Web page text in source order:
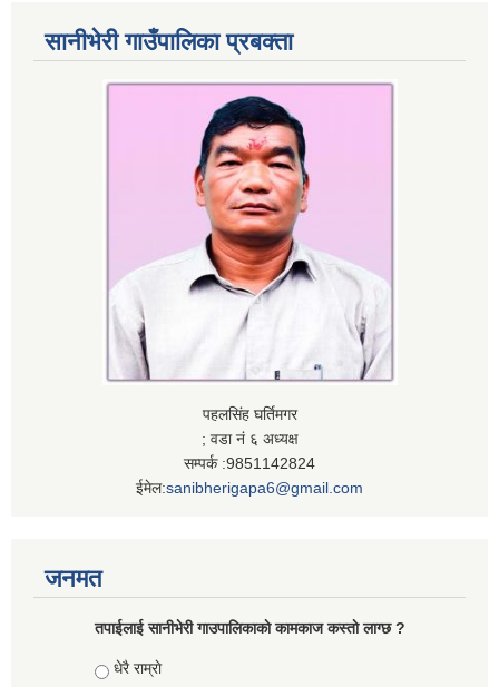
सानीभेरी गाउँपालिका प्रबक्ता
पहलसिंह घर्तिमगर
; वडा नं ६ अध्यक्ष
सम्पर्क :9851142824
ईमेल:sanibherigapa6@gmail.com
जनमत
तपाईलाई सानीभेरी गाउपालिकाकाे कामकाज कस्ताे लाग्छ ?
Choices
धेरै राम्राे